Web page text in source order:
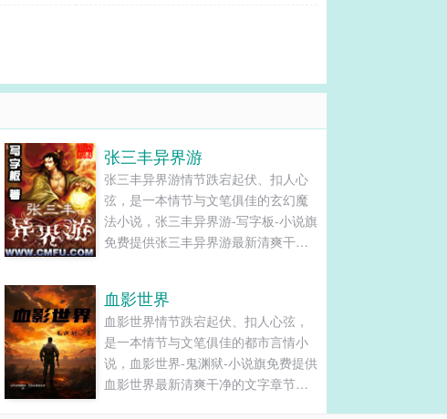
张三丰异界游
张三丰异界游情节跌宕起伏、扣人心
弦，是一本情节与文笔俱佳的玄幻魔
法小说，张三丰异界游-写字板-小说旗
免费提供张三丰异界游最新清爽干净
血影世界
血影世界情节跌宕起伏、扣人心弦，
是一本情节与文笔俱佳的都市言情小
说，血影世界-鬼渊狱-小说旗免费提供
血影世界最新清爽干净的文字章节在